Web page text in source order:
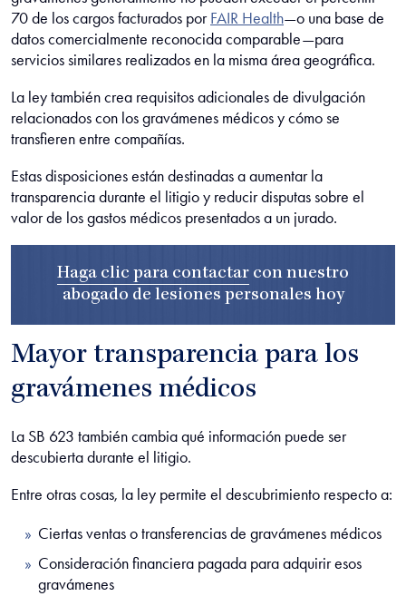
70 de los cargos facturados porFAIR Health—o una base de
datos comercialmente reconocida comparable—para
servicios similares realizados en la misma área geográfica.
La ley también crea requisitos adicionales de divulgación
relacionados con los gravámenes médicos y cómo se
transfieren entre compañías.
Estas disposiciones están destinadas a aumentar la
transparencia durante el litigio y reducir disputas sobre el
valor de los gastos médicos presentados a un jurado.
Haga clic para contactar con nuestro
abogado de lesiones personales hoy
Mayor transparencia para los
gravámenes médicos
La SB 623 también cambia qué información puede ser
descubierta durante el litigio.
Entre otras cosas, la ley permite el descubrimiento respecto a:
Ciertas ventas o transferencias de gravámenes médicos
Consideración financiera pagada para adquirir esos
gravámenes